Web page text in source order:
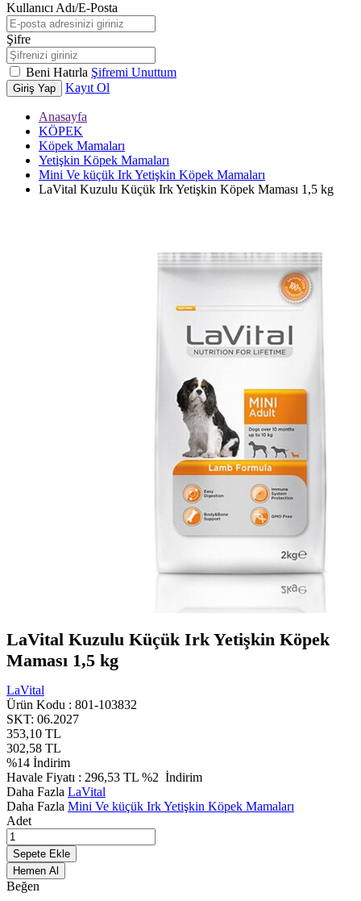
Kullanıcı Adı/E-Posta
Şifre
Beni Hatırla Şifremi Unuttum
Giriş Yap Kayıt Ol
Anasayfa
KÖPEK
Köpek Mamaları
Yetişkin Köpek Mamaları
Mini Ve küçük Irk Yetişkin Köpek Mamaları
LaVital Kuzulu Küçük Irk Yetişkin Köpek Maması 1,5 kg
LaVital Kuzulu Küçük Irk Yetişkin Köpek
Maması 1,5 kg
LaVital
Ürün Kodu : 801-103832
SKT: 06.2027
353,10 TL
302,58 TL
%14 İndirim
Havale Fiyatı : 296,53 TL %2 İndirim
Daha Fazla LaVital
Daha Fazla Mini Ve küçük Irk Yetişkin Köpek Mamaları
Adet
Sepete Ekle
Hemen Al
Beğen